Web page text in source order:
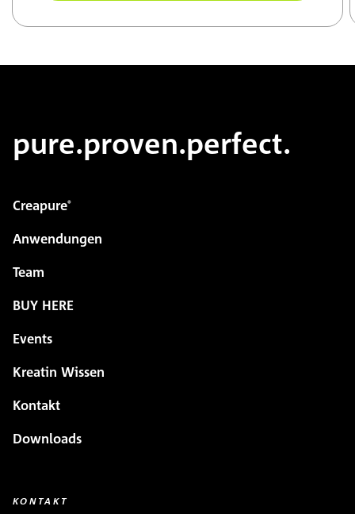
pure.proven.perfect.
Creapure®
Anwendungen
Team
BUY HERE
Events
Kreatin Wissen
Kontakt
Downloads
KONTAKT